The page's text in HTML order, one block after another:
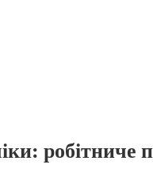
робітниче